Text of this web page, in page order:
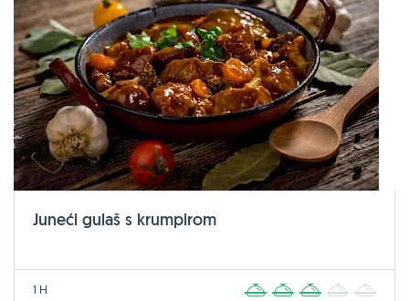
Juneći gulaš s krumpirom
1 H 2 3 4